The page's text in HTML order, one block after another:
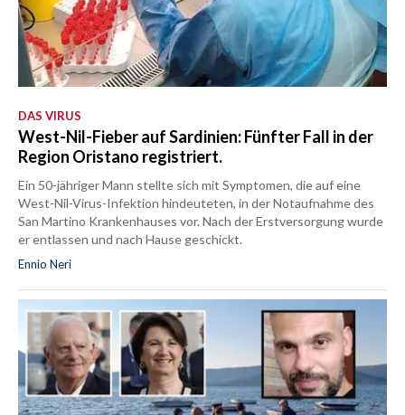
DAS VIRUS
West-Nil-Fieber auf Sardinien: Fünfter Fall in der
Region Oristano registriert.
Ein 50-jähriger Mann stellte sich mit Symptomen, die auf eine
West-Nil-Virus-Infektion hindeuteten, in der Notaufnahme des
San Martino Krankenhauses vor. Nach der Erstversorgung wurde
er entlassen und nach Hause geschickt.
Ennio Neri